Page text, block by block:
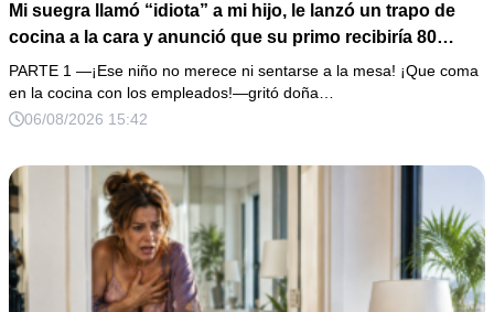
Mi suegra llamó “idiota” a mi hijo, le lanzó un trapo de
cocina a la cara y anunció que su primo recibiría 80
millones y el 50% de las acciones: “Aprende cuál es tu
lugar”. Permanecí en silencio hasta que terminaron de
firmar; entonces mostré una grabación y alguien llamó a
PARTE 1 —¡Ese niño no merece ni sentarse a la mesa! ¡Que coma
en la cocina con los empleados!—gritó doña…
06/08/2026 15:42